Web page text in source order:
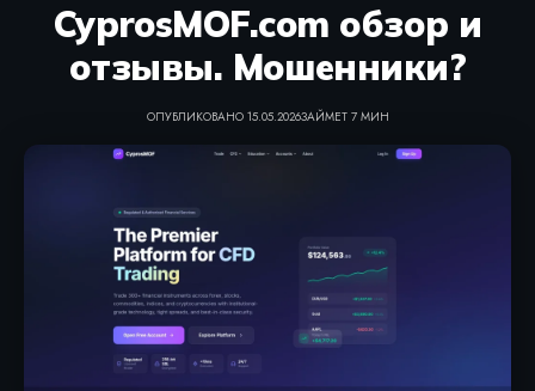
CyprosMOF.com обзор и
отзывы. Мошенники?
ОПУБЛИКОВАНО 15.05.2026ЗАЙМЕТ 7 МИН